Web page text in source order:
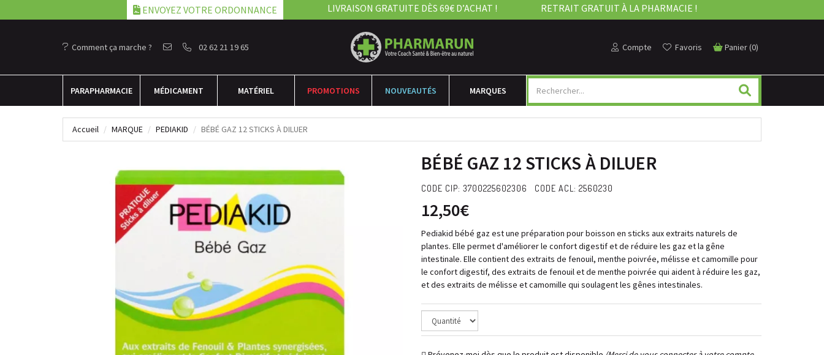
LIVRAISON GRATUITE DÈS 69€ D’ACHAT !
ENVOYEZ VOTRE ORDONNANCE RETRAIT GRATUIT À LA PHARMACIE !
Comment ça marche ? 02 62 21 19 65 Compte Favoris Panier(0)
PARAPHARMACIE MÉDICAMENT MATÉRIEL PROMOTIONS NOUVEAUTÉS MARQUES
Accueil MARQUE PEDIAKID BÉBÉ GAZ 12 STICKS À DILUER
BÉBÉ GAZ 12 STICKS À DILUER
CODE CIP: 3700225602306 CODE ACL: 2560230
12,50€
Pediakid bébé gaz est une préparation pour boisson en sticks aux extraits naturels de
plantes. Elle permet d'améliorer le confort digestif et de réduire les gaz et la gêne
intestinale. Elle contient des extraits de fenouil, menthe poivrée, mélisse et camomille pour
le confort digestif, des extraits de fenouil et de menthe poivrée qui aident à réduire les gaz,
et des extraits de mélisse et camomille qui soulagent les gênes intestinales.